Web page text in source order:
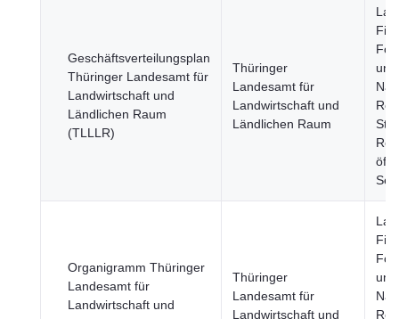
Geschäftsverteilungsplan
Thüringer Landesamt für
Landwirtschaft und
Ländlichen Raum
(TLLLR)
Thüringer
Landesamt für
Landwirtschaft und
Ländlichen Raum
und
Organigramm Thüringer
Landesamt für
Landwirtschaft und
Thüringer
Landesamt für
Landwirtschaft und
und